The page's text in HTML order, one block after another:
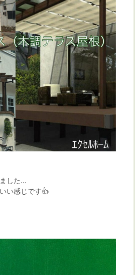
した…
い感じです👍